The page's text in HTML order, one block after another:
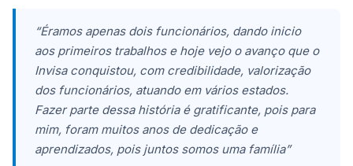
“Éramos apenas dois funcionários, dando inicio
aos primeiros trabalhos e hoje vejo o avanço que o
Invisa conquistou, com credibilidade, valorização
dos funcionários, atuando em vários estados.
Fazer parte dessa história é gratificante, pois para
mim, foram muitos anos de dedicação e
aprendizados, pois juntos somos uma família”